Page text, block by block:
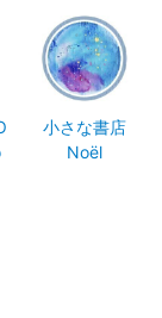
小さな書店
Noël